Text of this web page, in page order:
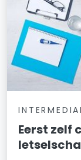
Eerst zelf